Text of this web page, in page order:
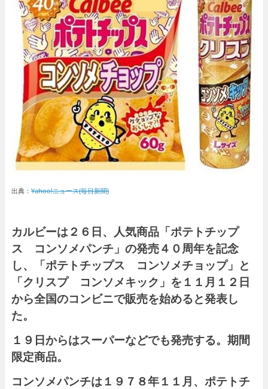
出典： Yahoo!ニュース(毎日新聞)
カルビーは２６日、人気商品「ポテトチップ
ス コンソメパンチ」の発売４０周年を記念
し、「ポテトチップス コンソメチョップ」と
「クリスプ コンソメキック」を１１月１２日
から全国のコンビニで販売を始めると発表し
た。
１９日からはスーパーなどでも発売する。期間
限定商品。
コンソメパンチは１９７８年１１月、ポテトチ